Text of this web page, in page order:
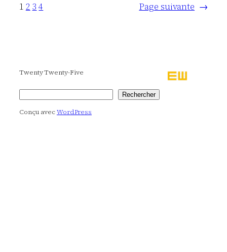
1 2 3 4 Page suivante →
Twenty Twenty-Five
Rechercher Rechercher
Conçu avecWordPress